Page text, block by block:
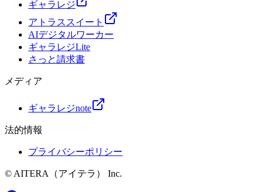
ギャラレジ
アトラススイート
AIデジタルワーカー
ギャラレジLite
さっと請求書
メディア
ギャラレジnote
法的情報
プライバシーポリシー
© AITERA（アイテラ） Inc.